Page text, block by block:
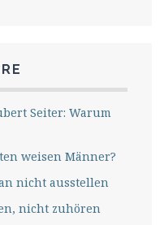
Seiter: Warum
weisen Männer?
nicht ausstellen
nicht zuhören